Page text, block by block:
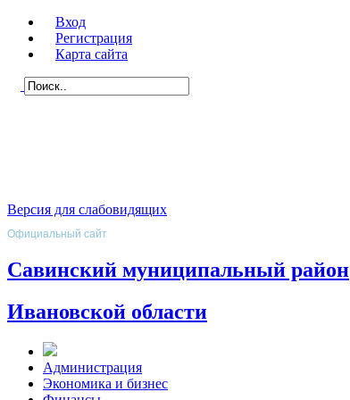
Вход
Регистрация
Карта сайта
Версия для слабовидящих
Официальный сайт
Савинский муниципальный район
Ивановской области
Администрация
Экономика и бизнес